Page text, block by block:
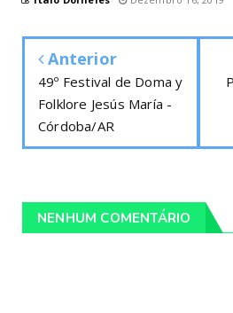
Anterior
49º Festival de Doma y
Folklore Jesús María -
Córdoba/AR
NENHUM COMENTÁRIO